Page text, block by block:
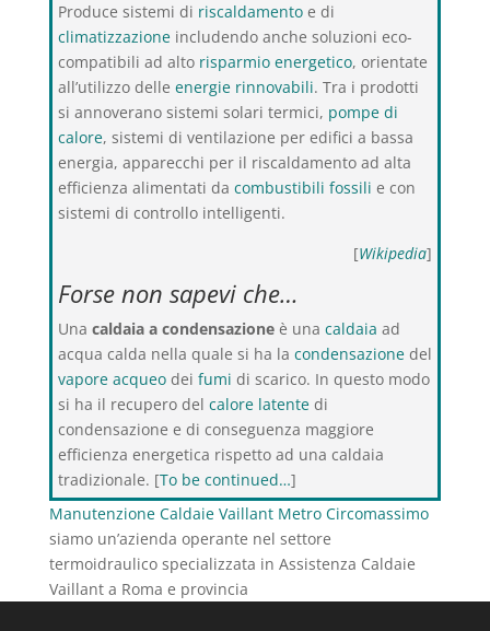
Produce sistemi di riscaldamentoe di
climatizzazioneincludendo anche soluzioni eco-
compatibili ad alto risparmio energetico, orientate
all’utilizzo delle energie rinnovabili. Tra i prodotti
si annoverano sistemi solari termici, pompe di
calore, sistemi di ventilazione per edifici a bassa
energia, apparecchi per il riscaldamento ad alta
efficienza alimentati da combustibili fossili e con
sistemi di controllo intelligenti.
[Wikipedia]
Forse non sapevi che…
Una caldaia a condensazioneè una caldaia ad
acqua calda nella quale si ha la condensazionedel
vapore acqueodei fumi di scarico. In questo modo
si ha il recupero del calore latentedi
condensazione e di conseguenza maggiore
efficienza energetica rispetto ad una caldaia
tradizionale. [To be continued…]
Manutenzione Caldaie Vaillant Metro Circomassimo
siamo un’azienda operante nel settore
termoidraulico specializzata in Assistenza Caldaie
Vaillant a Roma e provincia